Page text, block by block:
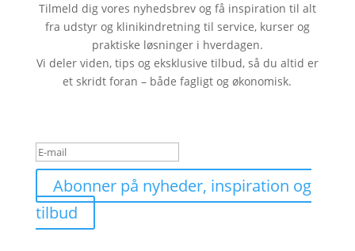
Tilmeld dig vores nyhedsbrev og få inspiration til alt
fra udstyr og klinikindretning til service, kurser og
praktiske løsninger i hverdagen.
Vi deler viden, tips og eksklusive tilbud, så du altid er
et skridt foran – både fagligt og økonomisk.
Abonner på nyheder, inspiration og
tilbud